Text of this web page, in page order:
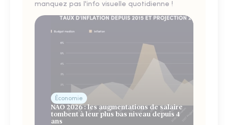
manquez pas l'info visuelle quotidienne !
Économie
NAO 2026 : les augmentations de salaire
tombent à leur plus bas niveau depuis 4
ans